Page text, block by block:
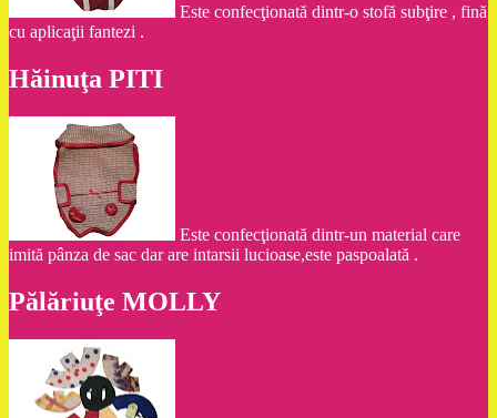
Este confecţionată dintr-o stofă subţire , fină
cu aplicaţii fantezi .
Hăinuţa PITI
Este confecţionată dintr-un material care
imită pânza de sac dar are intarsii lucioase,este paspoalată .
Pălăriuţe MOLLY